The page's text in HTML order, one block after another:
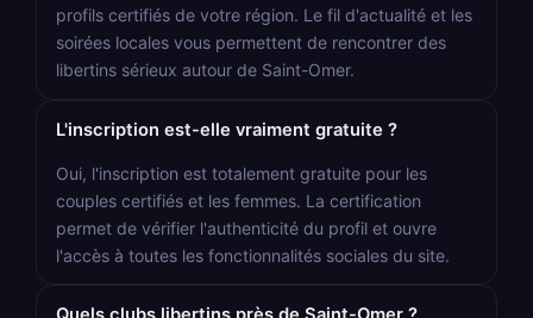
profils certifiés de votre région. Le fil d'actualité et les
soirées locales vous permettent de rencontrer des
libertins sérieux autour de Saint-Omer.
L'inscription est-elle vraiment gratuite ?
Oui, l'inscription est totalement gratuite pour les
couples certifiés et les femmes. La certification
permet de vérifier l'authenticité du profil et ouvre
l'accès à toutes les fonctionnalités sociales du site.